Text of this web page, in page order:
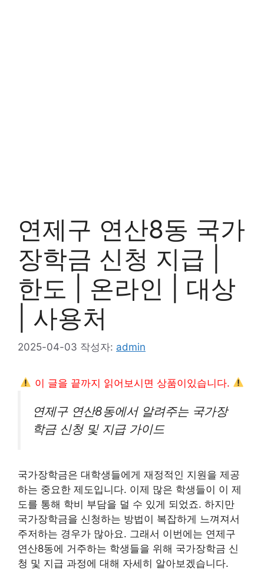
연제구 연산8동 국가
장학금 신청 지급 |
한도 | 온라인 | 대상
| 사용처
2025-04-03 작성자: admin
이 글을 끝까지 읽어보시면 상품이있습니다.
연제구 연산8동에서 알려주는 국가장
학금 신청 및 지급 가이드
국가장학금은 대학생들에게 재정적인 지원을 제공
하는 중요한 제도입니다. 이제 많은 학생들이 이 제
도를 통해 학비 부담을 덜 수 있게 되었죠. 하지만
국가장학금을 신청하는 방법이 복잡하게 느껴져서
주저하는 경우가 많아요. 그래서 이번에는 연제구
연산8동에 거주하는 학생들을 위해 국가장학금 신
청 및 지급 과정에 대해 자세히 알아보겠습니다.